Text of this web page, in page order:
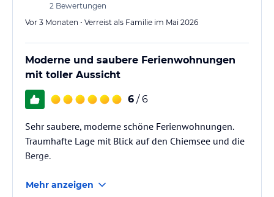
2 Bewertungen
Vor 3 Monaten • Verreist als Familie im Mai 2026
Moderne und saubere Ferienwohnungen
mit toller Aussicht
6 / 6
Sehr saubere, moderne schöne Ferienwohnungen.
Traumhafte Lage mit Blick auf den Chiemsee und die
Berge.
Mehr anzeigen